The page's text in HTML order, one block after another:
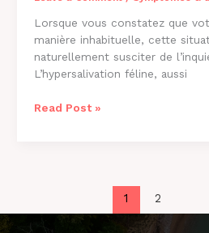
Lorsque vous constatez que
manière inhabituelle, cette
naturellement susciter de
L’hypersalivation féline, aussi
Pourquoi
Solutions
Read Post »
1 2